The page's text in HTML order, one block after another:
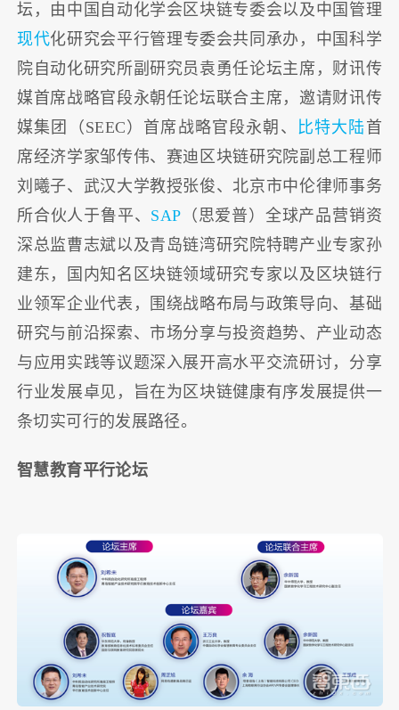
坛，由中国自动化学会区块链专委会以及中国管理
现代化研究会平行管理专委会共同承办，中国科学
院自动化研究所副研究员袁勇任论坛主席，财讯传
媒首席战略官段永朝任论坛联合主席，邀请财讯传
媒集团（SEEC）首席战略官段永朝、
比特大陆首
席经济学家邹传伟、赛迪区块链研究院副总工程师
刘曦子、武汉大学教授张俊、北京市中伦律师事务
所合伙人于鲁平、 SAP （思爱普）全球产品营销资
深总监曹志斌以及青岛链湾研究院特聘产业专家孙
建东，国内知名区块链领域研究专家以及区块链行
业领军企业代表，围绕战略布局与政策导向、基础
研究与前沿探索、市场分享与投资趋势、产业动态
与应用实践等议题深入展开高水平交流研讨，分享
行业发展卓见，旨在为区块链健康有序发展提供一
条切实可行的发展路径。
智慧教育平行论坛